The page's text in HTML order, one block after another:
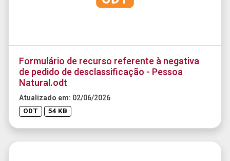
Formulário de recurso referente à negativa
de pedido de desclassificação - Pessoa
Natural.odt
Atualizado em: 02/06/2026
ODT 54 KB